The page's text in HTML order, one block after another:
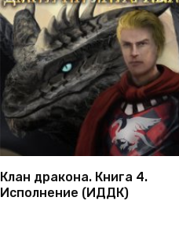
Клан дракона. Книга 4.
Исполнение (ИДДК)